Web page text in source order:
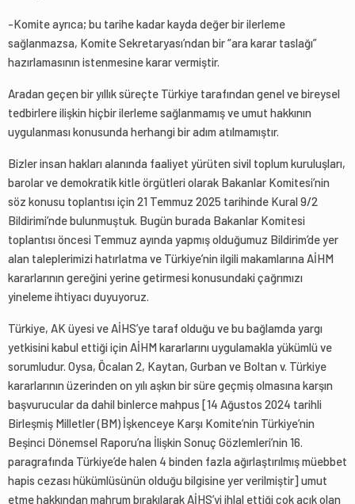
-Komite ayrıca; bu tarihe kadar kayda değer bir ilerleme
sağlanmazsa, Komite Sekretaryası’ndan bir “ara karar taslağı”
hazırlamasının istenmesine karar vermiştir.
Aradan geçen bir yıllık süreçte Türkiye tarafından genel ve bireysel
tedbirlere ilişkin hiçbir ilerleme sağlanmamış ve umut hakkının
uygulanması konusunda herhangi bir adım atılmamıştır.
Bizler insan hakları alanında faaliyet yürüten sivil toplum kuruluşları,
barolar ve demokratik kitle örgütleri olarak Bakanlar Komitesi’nin
söz konusu toplantısı için 21 Temmuz 2025 tarihinde Kural 9/2
Bildirimi’nde bulunmuştuk. Bugün burada Bakanlar Komitesi
toplantısı öncesi Temmuz ayında yapmış olduğumuz Bildirim’de yer
alan taleplerimizi hatırlatma ve Türkiye’nin ilgili makamlarına AİHM
kararlarının gereğini yerine getirmesi konusundaki çağrımızı
yineleme ihtiyacı duyuyoruz.
Türkiye, AK üyesi ve AİHS’ye taraf olduğu ve bu bağlamda yargı
yetkisini kabul ettiği için AİHM kararlarını uygulamakla yükümlü ve
sorumludur. Oysa, Öcalan 2, Kaytan, Gurban ve Boltan v. Türkiye
kararlarının üzerinden on yılı aşkın bir süre geçmiş olmasına karşın
başvurucular da dahil binlerce mahpus [14 Ağustos 2024 tarihli
Birleşmiş Milletler (BM) İşkenceye Karşı Komite’nin Türkiye’nin
Beşinci Dönemsel Raporu’na İlişkin Sonuç Gözlemleri’nin 16.
paragrafında Türkiye’de halen 4 binden fazla ağırlaştırılmış müebbet
hapis cezası hükümlüsünün olduğu bilgisine yer verilmiştir] umut
etme hakkından mahrum bırakılarak AİHS’yi ihlal ettiği çok açık olan